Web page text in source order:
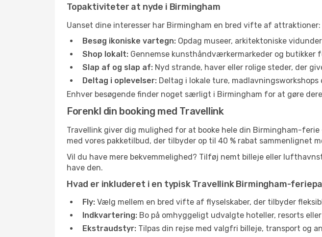
Topaktiviteter at nyde i Birmingham
Uanset dine interesser har Birmingham en bred vifte af attraktioner:
Besøg ikoniske vartegn: Opdag museer, arkitektoniske
Shop lokalt: Gennemse kunsthåndværkermarkeder og butikker
Slap af og slap af: Nyd strande, haver eller rolige steder, der
Deltag i oplevelser: Deltag i lokale ture,
Enhver besøgende finder noget særligt i Birmingham for at gøre
Forenkl din booking med Travellink
Travellink giver dig mulighed for at booke hele din Birmingham-
med vores pakketilbud, der tilbyder op til 40 % rabat sammenlignet
Vil du have mere bekvemmelighed? Tilføj nemt billeje eller
have den.
Hvad er inkluderet i en typisk Travellink Birmingham-
Fly: Vælg mellem en bred vifte af flyselskaber, der tilbyder
Indkvartering: Bo på omhyggeligt udvalgte hoteller, resorts
Ekstraudstyr: Tilpas din rejse med valgfri billeje, transport og